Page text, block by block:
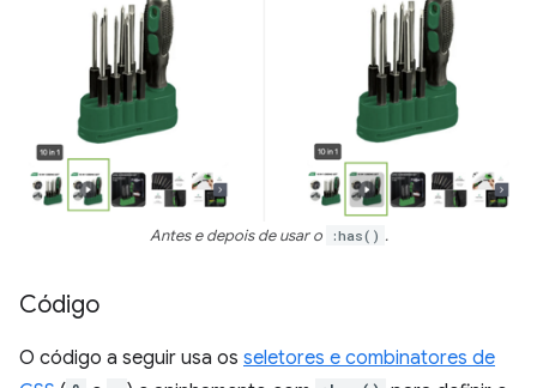
Antes e depois de usar o :has() .
Código
O código a seguir usa os seletores e combinatores de